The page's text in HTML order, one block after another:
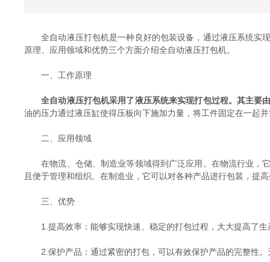
全自动液压打包机是一种良好的包装设备，通过液压系统实现
原理、应用领域和优势三个方面介绍全自动液压打包机。
一、工作原理
全自动液压打包机采用了液压系统来实现打包过程。其主要
油的压力通过液压缸使得压板向下施加力量，将工件固定在一起
二、应用领域
在物流、仓储、制造业等领域得到广泛应用。在物流行业，它
且便于管理和组织。在制造业，它可以对各种产品进行包装，提
三、优势
1.提高效率：能够实现快速、稳定的打包过程，大大提高了生
2.保护产品：通过紧密的打包，可以有效保护产品的完整性。